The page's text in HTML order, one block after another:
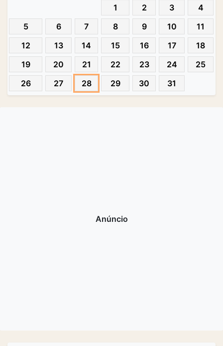
1
2 3
4
5
6 7 8 9 10
11
12
13 14 15 16 17
18
19
20 21 22 23 24
25
26
27 28 29 30 31